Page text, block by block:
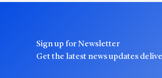
Sign up for Newsletter
Get the latest news updates